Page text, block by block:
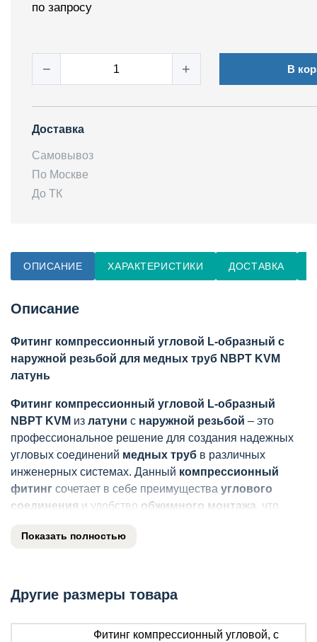
по запросу
− + В
Доставка
Самовывоз
По Москве
До ТК
ОПИСАНИЕ ХАРАКТЕРИСТИКИ ДОСТАВКА
Описание
Фитинг компрессионный угловой L-образный с
наружной резьбой для медных труб NBPT KVM
латунь
Фитинг компрессионный угловой L-образный
NBPT KVM из латуни с наружной резьбой – это
профессиональное решение для создания надежных
угловых соединений медных труб в различных
инженерных системах. Данный компрессионный
фитинг сочетает в себе преимущества углового
соединения и удобство обжимного монтажа , что
трубами.
Показать полностью
Другие размеры товара
Фитинг компрессионный угловой, с